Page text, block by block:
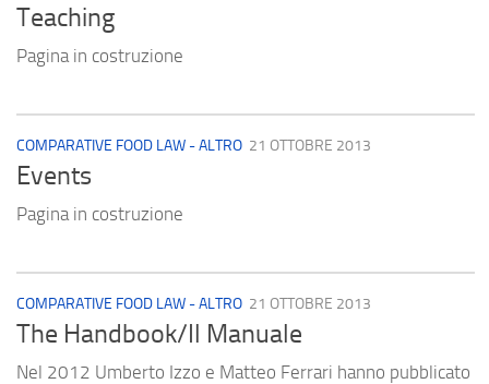
Teaching
Pagina in costruzione
COMPARATIVE FOOD LAW - ALTRO 21 OTTOBRE 2013
Events
Pagina in costruzione
COMPARATIVE FOOD LAW - ALTRO 21 OTTOBRE 2013
The Handbook/Il Manuale
Nel 2012 Umberto Izzo e Matteo Ferrari hanno pubblicato